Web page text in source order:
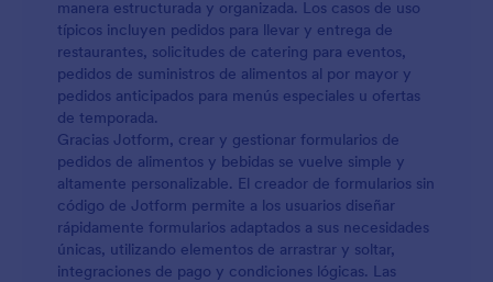
manera estructurada y organizada. Los casos de uso
típicos incluyen pedidos para llevar y entrega de
restaurantes, solicitudes de catering para eventos,
pedidos de suministros de alimentos al por mayor y
pedidos anticipados para menús especiales u ofertas
de temporada.
Gracias Jotform, crear y gestionar formularios de
pedidos de alimentos y bebidas se vuelve simple y
altamente personalizable. El creador de formularios sin
código de Jotform permite a los usuarios diseñar
rápidamente formularios adaptados a sus necesidades
únicas, utilizando elementos de arrastrar y soltar,
integraciones de pago y condiciones lógicas. Las